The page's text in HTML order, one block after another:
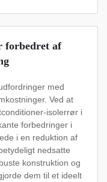
forbedret af
med
Ved at
isolerrør i
forbedringer i
i en reduktion af
nedsatte
konstruktion og
dem til et ideelt